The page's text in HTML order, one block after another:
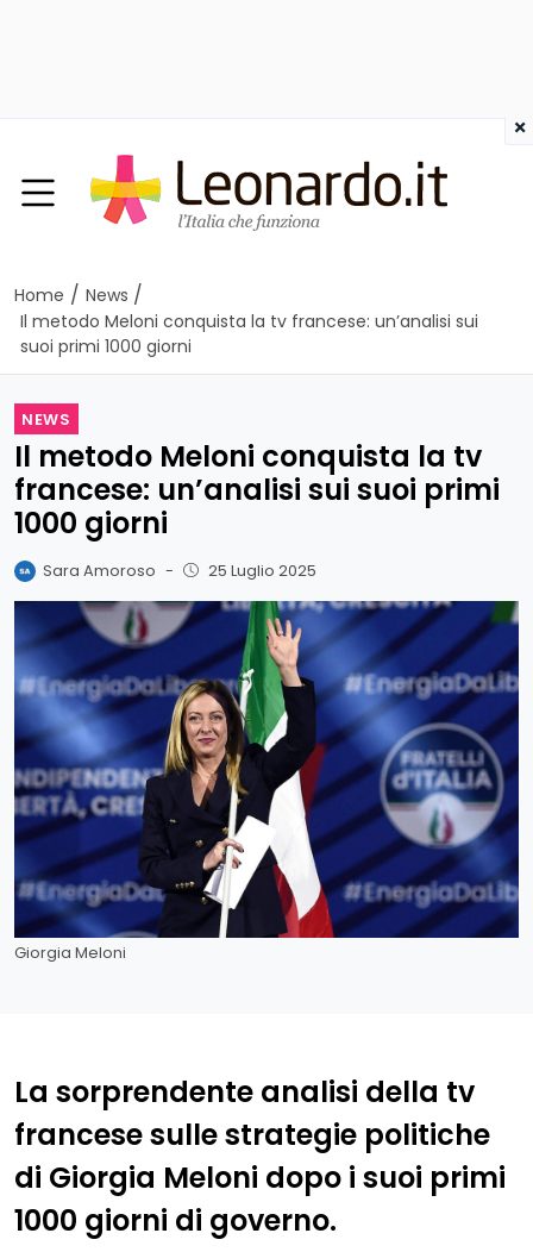
Home / News /
Il metodo Meloni conquista la tv francese: un’analisi sui
suoi primi 1000 giorni
NEWS
Il metodo Meloni conquista la tv
francese: un’analisi sui suoi primi
1000 giorni
Sara Amoroso - 25 Luglio 2025
Giorgia Meloni
La sorprendente analisi della tv
francese sulle strategie politiche
di Giorgia Meloni dopo i suoi primi
1000 giorni di governo.
×